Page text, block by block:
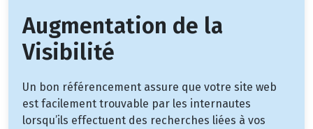
Augmentation de la
Visibilité
Un bon référencement assure que votre site web
est facilement trouvable par les internautes
lorsqu’ils effectuent des recherches liées à vos